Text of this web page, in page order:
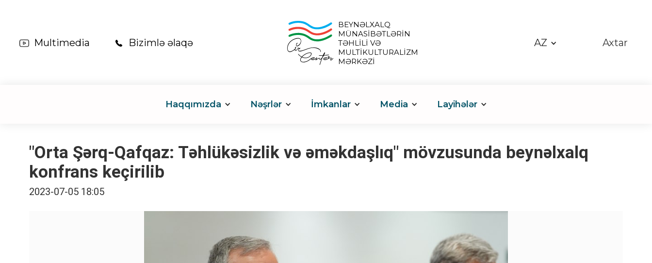
Multimedia Bizimlə əlaqə
BEYNƏLXALQ
MÜNASİBƏTLƏRİN
TƏHLİLİ VƏ
MULTİKULTURALİZM
MƏRKƏZİ
AZ Axtar
Haqqımızda Nəşrlər İmkanlar Media Layihələr
"Orta Şərq-Qafqaz: Təhlükəsizlik və əməkdaşlıq" mövzusunda beynəlxalq
konfrans keçirilib
2023-07-05 18:05